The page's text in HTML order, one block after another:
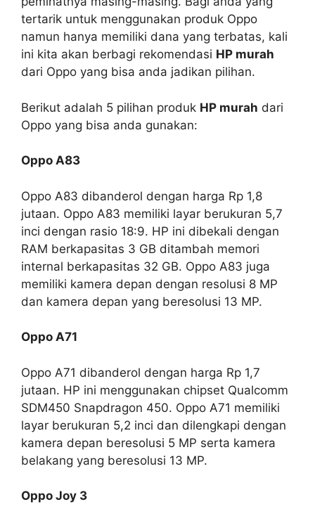
tertarik untuk menggunakan produk Oppo
namun hanya memiliki dana yang terbatas, kali
ini kita akan berbagi rekomendasi HP murah
dari Oppo yang bisa anda jadikan pilihan.
Berikut adalah 5 pilihan produk HP murah dari
Oppo yang bisa anda gunakan:
Oppo A83
Oppo A83 dibanderol dengan harga Rp 1,8
jutaan. Oppo A83 memiliki layar berukuran 5,7
inci dengan rasio 18:9. HP ini dibekali dengan
RAM berkapasitas 3 GB ditambah memori
internal berkapasitas 32 GB. Oppo A83 juga
memiliki kamera depan dengan resolusi 8 MP
dan kamera depan yang beresolusi 13 MP.
Oppo A71
Oppo A71 dibanderol dengan harga Rp 1,7
jutaan. HP ini menggunakan chipset Qualcomm
SDM450 Snapdragon 450. Oppo A71 memiliki
layar berukuran 5,2 inci dan dilengkapi dengan
kamera depan beresolusi 5 MP serta kamera
belakang yang beresolusi 13 MP.
Oppo Joy 3